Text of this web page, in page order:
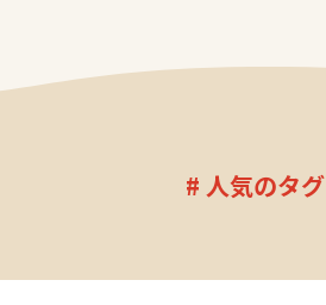
# 人気のタグ